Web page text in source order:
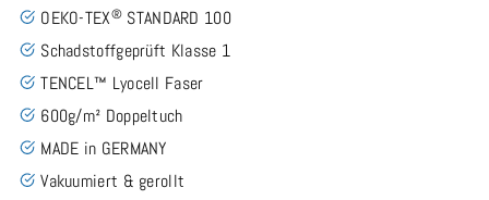
OEKO-TEX® STANDARD 100
Schadstoffgeprüft Klasse 1
TENCEL™ Lyocell Faser
600g/m² Doppeltuch
MADE in GERMANY
Vakuumiert & gerollt